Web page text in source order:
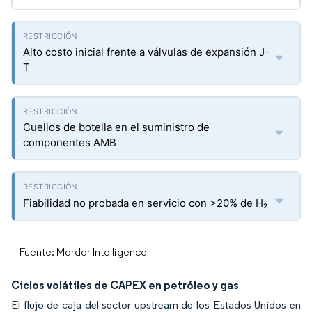
Alto costo inicial frente a válvulas de expansión J-
T
Cuellos de botella en el suministro de
componentes AMB
Fiabilidad no probada en servicio con >20% de H₂
Fuente: Mordor Intelligence
Ciclos volátiles de CAPEX en petróleo y gas
El flujo de caja del sector upstream de los Estados Unidos en